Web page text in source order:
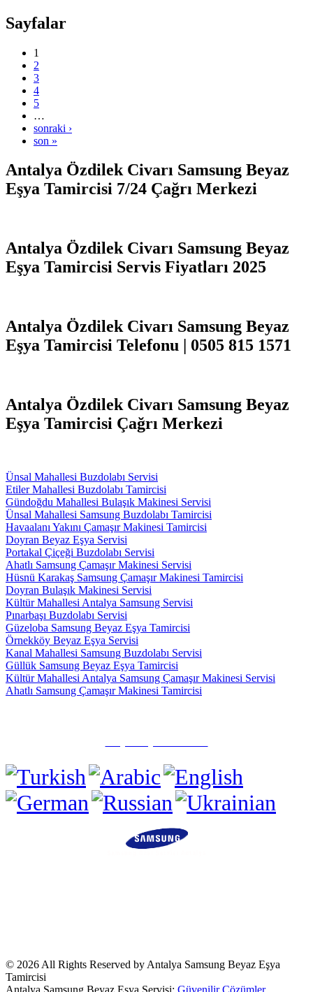
Sayfalar
1
2
3
4
5
…
sonraki ›
son »
Antalya Özdilek Civarı Samsung Beyaz
Eşya Tamircisi 7/24 Çağrı Merkezi
Antalya Özdilek Civarı Samsung Beyaz
Eşya Tamircisi Servis Fiyatları 2025
Antalya Özdilek Civarı Samsung Beyaz
Eşya Tamircisi Telefonu | 0505 815 1571
Antalya Özdilek Civarı Samsung Beyaz
Eşya Tamircisi Çağrı Merkezi
Ünsal Mahallesi Buzdolabı Servisi
Etiler Mahallesi Buzdolabı Tamircisi
Gündoğdu Mahallesi Bulaşık Makinesi Servisi
Ünsal Mahallesi Samsung Buzdolabı Tamircisi
Havaalanı Yakını Çamaşır Makinesi Tamircisi
Doyran Beyaz Eşya Servisi
Portakal Çiçeği Buzdolabı Servisi
Ahatlı Samsung Çamaşır Makinesi Servisi
Hüsnü Karakaş Samsung Çamaşır Makinesi Tamircisi
Doyran Bulaşık Makinesi Servisi
Kültür Mahallesi Antalya Samsung Servisi
Pınarbaşı Buzdolabı Servisi
Güzeloba Samsung Beyaz Eşya Tamircisi
Örnekköy Beyaz Eşya Servisi
Kanal Mahallesi Samsung Buzdolabı Servisi
Güllük Samsung Beyaz Eşya Tamircisi
Kültür Mahallesi Antalya Samsung Çamaşır Makinesi Servisi
Ahatlı Samsung Çamaşır Makinesi Tamircisi
© 2026 All Rights Reserved by Antalya Samsung Beyaz Eşya
Tamircisi
Antalya Samsung Beyaz Eşya Servisi: Güvenilir Çözümler,